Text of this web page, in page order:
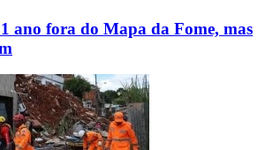
ano fora do Mapa da Fome, mas